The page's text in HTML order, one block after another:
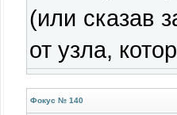
(или сказав
от узла,
Фокус № 140